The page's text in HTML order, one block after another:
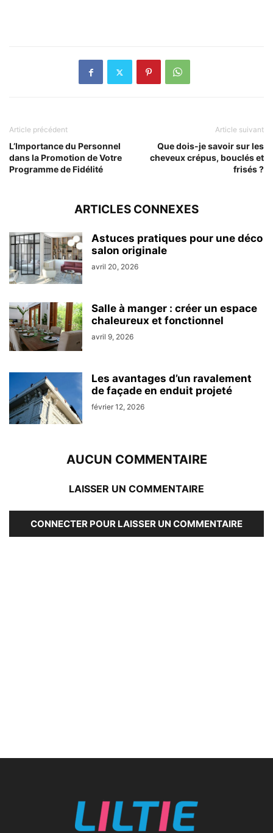
Article précédent
L’Importance du Personnel
dans la Promotion de Votre
Programme de Fidélité
Article suivant
Que dois-je savoir sur les
cheveux crépus, bouclés et
frisés ?
ARTICLES CONNEXES
Astuces pratiques pour une déco
salon originale
avril 20, 2026
Salle à manger : créer un espace
chaleureux et fonctionnel
avril 9, 2026
Les avantages d’un ravalement
de façade en enduit projeté
février 12, 2026
AUCUN COMMENTAIRE
LAISSER UN COMMENTAIRE
CONNECTER POUR LAISSER UN COMMENTAIRE